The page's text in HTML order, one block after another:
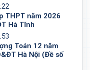
THPT năm 2026
Hà Tĩnh
Toán 12 năm
Hà Nội (Đề số